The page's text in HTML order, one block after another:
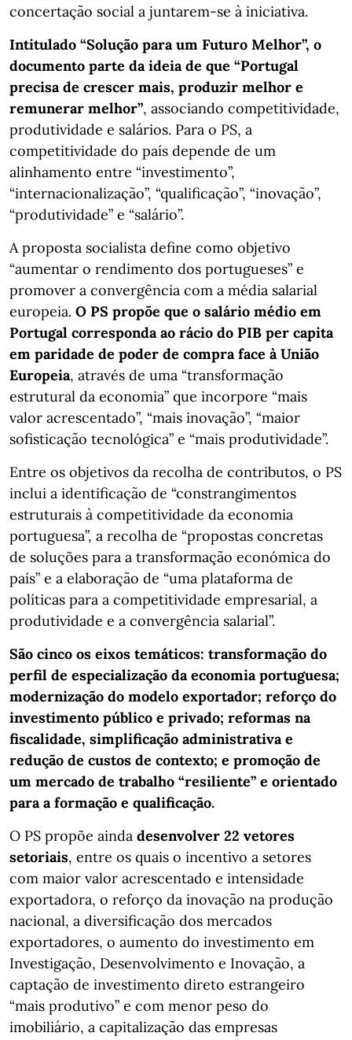
concertação social a juntarem-se à iniciativa.
Intitulado “Solução para um Futuro Melhor”, o
documento parte da ideia de que “Portugal
precisa de crescer mais, produzir melhor e
remunerar melhor”, associando competitividade,
produtividade e salários. Para o PS, a
competitividade do país depende de um
alinhamento entre “investimento”,
“internacionalização”, “qualificação”, “inovação”,
“produtividade” e “salário”.
A proposta socialista define como objetivo
“aumentar o rendimento dos portugueses” e
promover a convergência com a média salarial
europeia. O PS propõe que o salário médio em
Portugal corresponda ao rácio do PIB per capita
em paridade de poder de compra face à União
Europeia, através de uma “transformação
estrutural da economia” que incorpore “mais
valor acrescentado”, “mais inovação”, “maior
sofisticação tecnológica” e “mais produtividade”.
Entre os objetivos da recolha de contributos, o PS
inclui a identificação de “constrangimentos
estruturais à competitividade da economia
portuguesa”, a recolha de “propostas concretas
de soluções para a transformação económica do
país” e a elaboração de “uma plataforma de
políticas para a competitividade empresarial, a
produtividade e a convergência salarial”.
São cinco os eixos temáticos: transformação do
perfil de especialização da economia portuguesa;
modernização do modelo exportador; reforço do
investimento público e privado; reformas na
fiscalidade, simplificação administrativa e
redução de custos de contexto; e promoção de
um mercado de trabalho “resiliente” e orientado
para a formação e qualificação.
O PS propõe ainda desenvolver 22 vetores
setoriais, entre os quais o incentivo a setores
com maior valor acrescentado e intensidade
exportadora, o reforço da inovação na produção
nacional, a diversificação dos mercados
exportadores, o aumento do investimento em
Investigação, Desenvolvimento e Inovação, a
captação de investimento direto estrangeiro
“mais produtivo” e com menor peso do
imobiliário, a capitalização das empresas